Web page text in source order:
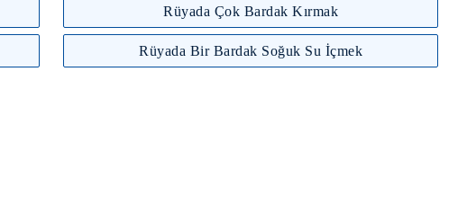
Rüyada Çok Bardak Kırmak
Rüyada Bir Bardak Soğuk Su İçmek